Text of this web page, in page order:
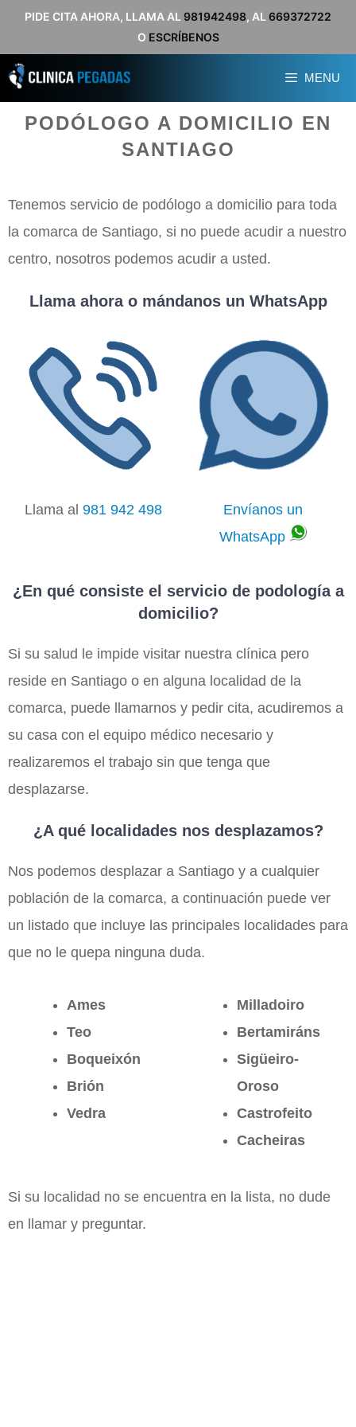
Saltar
contenido
PIDE CITA AHORA, LLAMA AL 981942498, AL 669372722
O ESCRÍBENOS
MENU
PODÓLOGO A DOMICILIO EN
SANTIAGO
Tenemos servicio de podólogo a domicilio para toda
la comarca de Santiago, si no puede acudir a nuestro
centro, nosotros podemos acudir a usted.
Llama ahora o mándanos un WhatsApp
Llama al 981 942 498
Envíanos un
WhatsApp
¿En qué consiste el servicio de podología a
domicilio?
Si su salud le impide visitar nuestra clínica pero
reside en Santiago o en alguna localidad de la
comarca, puede llamarnos y pedir cita, acudiremos a
su casa con el equipo médico necesario y
realizaremos el trabajo sin que tenga que
desplazarse.
¿A qué localidades nos desplazamos?
Nos podemos desplazar a Santiago y a cualquier
población de la comarca, a continuación puede ver
un listado que incluye las principales localidades para
que no le quepa ninguna duda.
Ames
Teo
Boqueixón
Brión
Vedra
Milladoiro
Bertamiráns
Sigüeiro-
Oroso
Castrofeito
Cacheiras
Si su localidad no se encuentra en la lista, no dude
en llamar y preguntar.